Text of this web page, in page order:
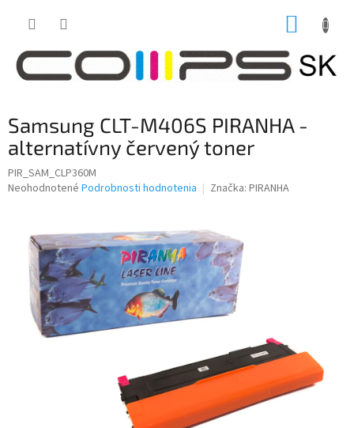
Samsung CLT-M406S PIRANHA -
alternatívny červený toner
PIR_SAM_CLP360M
Priemerné
hviezdičiek.
Neohodnotené Podrobnosti hodnotenia Značka: PIRANHA